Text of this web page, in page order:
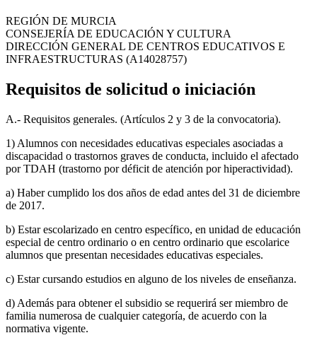
REGIÓN DE MURCIA
CONSEJERÍA DE EDUCACIÓN Y CULTURA
DIRECCIÓN GENERAL DE CENTROS EDUCATIVOS E
INFRAESTRUCTURAS (A14028757)
Requisitos de solicitud o iniciación
A.- Requisitos generales. (Artículos 2 y 3 de la convocatoria).
1) Alumnos con necesidades educativas especiales asociadas a
discapacidad o trastornos graves de conducta, incluido el afectado
por TDAH (trastorno por déficit de atención por hiperactividad).
a) Haber cumplido los dos años de edad antes del 31 de diciembre
de 2017.
b) Estar escolarizado en centro específico, en unidad de educación
especial de centro ordinario o en centro ordinario que escolarice
alumnos que presentan necesidades educativas especiales.
c) Estar cursando estudios en alguno de los niveles de enseñanza.
d) Además para obtener el subsidio se requerirá ser miembro de
familia numerosa de cualquier categoría, de acuerdo con la
normativa vigente.